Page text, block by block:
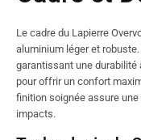
Le cadre du Lapierre
aluminium léger et
garantissant une durabilité
pour offrir un confort
finition soignée assure
impacts.